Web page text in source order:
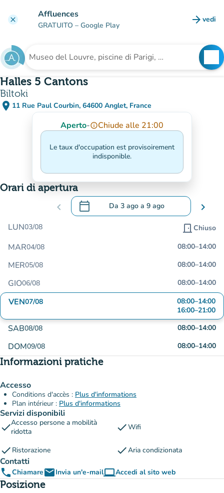
clear Affluences
GRATUITO – Google Play arrow_forward vedi
Cerca una struttura
Halles 5 Cantons
Biltoki
place 11 Rue Paul Courbin, 64600 Anglet, France
(apri in Google Maps)
(nuova scheda)
Aperto-info_outlineChiude alle 21:00
Le taux d'occupation est provisoirement
indisponible.
Orari di apertura
chevron_left calendar_today Da 3 ago a 9 ago
.Aprire il calendario per modificare le
chevron_right
LUN03/08 door_front Chiuso
MAR04/08 08:00–14:00
MER05/08 08:00–14:00
GIO06/08 08:00–14:00
VEN07/08 08:00–14:00
16:00–21:00
SAB08/08 08:00–14:00
DOM09/08 08:00–14:00
Informazioni pratiche
Accesso
Conditions d'accès : Plus d'informations
Plan intérieur : Plus d'informations
Servizi disponibili
checkAccesso persone a mobilità
ridotta
checkWifi
check Ristorazione checkAria condizionata
Contatti
phoneChiamareemailInvia un'e-mailcomputerAccedi al sito web
(nuova scheda)
Posizione